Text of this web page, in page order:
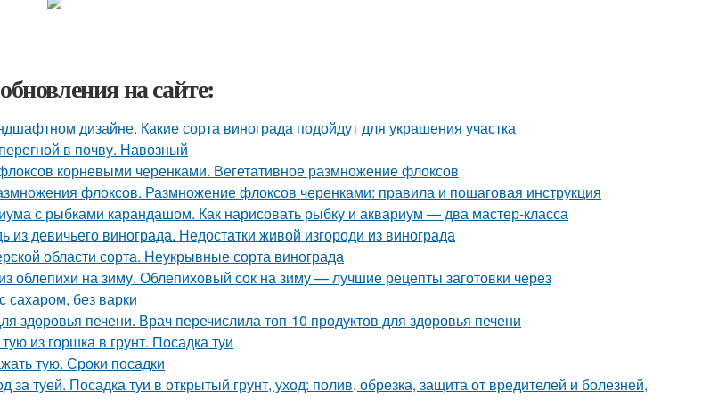
на сайте:
дизайне. Какие сорта винограда подойдут для украшения участка
в почву. Навозный
корневыми черенками. Вегетативное размножение флоксов
флоксов. Размножение флоксов черенками: правила и пошаговая инструкция
с рыбками карандашом. Как нарисовать рыбку и аквариум — два мастер-класса
из девичьего винограда. Недостатки живой изгороди из винограда
области сорта. Неукрывные сорта винограда
облепихи на зиму. Облепиховый сок на зиму — лучшие рецепты заготовки через
сахаром, без варки
здоровья печени. Врач перечислила топ-10 продуктов для здоровья печени
из горшка в грунт. Посадка туи
тую. Сроки посадки
за туей. Посадка туи в открытый грунт, уход: полив, обрезка, защита от вредителей и болезней,